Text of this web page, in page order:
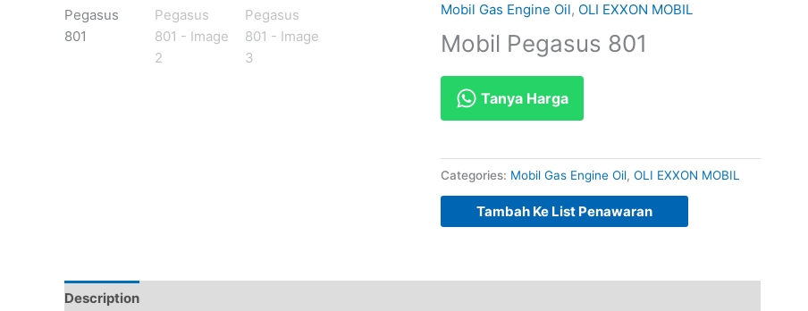
Mobil Gas Engine Oil, OLI EXXON MOBIL
Mobil Pegasus 801
Tanya Harga
Categories: Mobil Gas Engine Oil, OLI EXXON MOBIL
Tambah Ke List Penawaran
Description